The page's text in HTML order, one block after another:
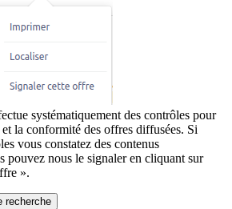
systématiquement des contrôles pour
la conformité des offres diffusées. Si
vous constatez des contenus
pouvez nous le signaler en cliquant sur
».
recherche